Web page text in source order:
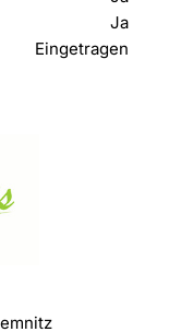
Ja
Eingetragen